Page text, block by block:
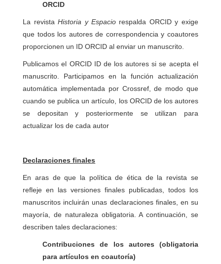
ORCID
La revistaHistoria y Espacio respalda ORCID y exige
que todos los autores de correspondencia y coautores
proporcionen un ID ORCID al enviar un manuscrito.
Publicamos el ORCID ID de los autores si se acepta el
manuscrito. Participamos en la función actualización
automática implementada por Crossref, de modo que
cuando se publica un artículo, los ORCID de los autores
se depositan y posteriormente se utilizan para
actualizar los de cada autor
Declaraciones finales
En aras de que la política de ética de la revista se
refleje en las versiones finales publicadas, todos los
manuscritos incluirán unas declaraciones finales, en su
mayoría, de naturaleza obligatoria. A continuación, se
describen tales declaraciones:
Contribuciones de los autores (obligatoria
para artículos en coautoría)